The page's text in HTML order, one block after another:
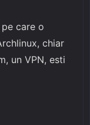
care o
chiar
un VPN, esti